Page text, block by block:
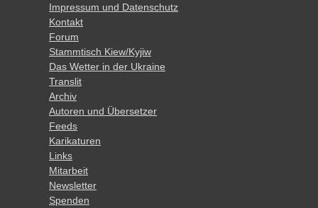
Impressum und Datenschutz
Kontakt
Forum
Stammtisch Kiew/Kyjiw
Das Wetter in der Ukraine
Translit
Archiv
Autoren und Übersetzer
Feeds
Karikaturen
Links
Mitarbeit
Newsletter
Spenden